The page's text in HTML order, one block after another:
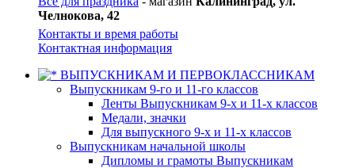
Челнокова, 42
Контакты и время работы
Контактная информация
ВЫПУСКНИКАМ И ПЕРВОКЛАССНИКАМ
Выпускникам 9-го и 11-го классов
Ленты Выпускникам 9-х и 11-х классов
Медали, значки
Для выпускного 9-х и 11-х классов
Выпускникам начальной школы
Дипломы и грамоты Выпускникам